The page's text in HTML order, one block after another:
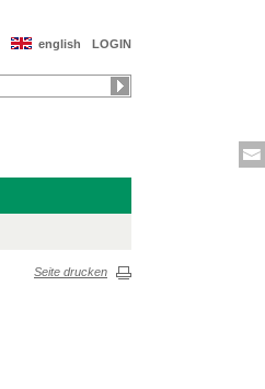
LOGIN
english
Seite drucken